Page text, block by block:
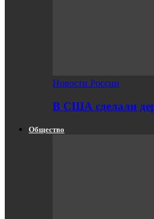
Новости России
В США сделали
Общество